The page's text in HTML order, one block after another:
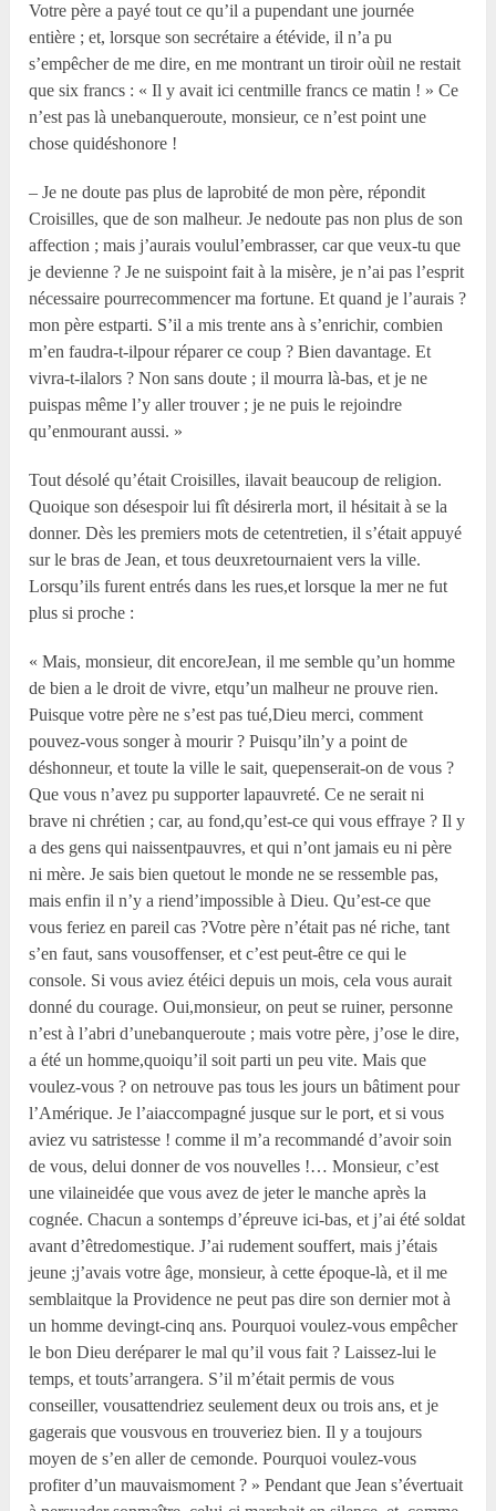
Votre père a payé tout ce qu’il a pupendant une journée
entière ; et, lorsque son secrétaire a étévide, il n’a pu
s’empêcher de me dire, en me montrant un tiroir oùil ne restait
que six francs : « Il y avait ici centmille francs ce matin ! » Ce
n’est pas là unebanqueroute, monsieur, ce n’est point une
chose quidéshonore !
– Je ne doute pas plus de laprobité de mon père, répondit
Croisilles, que de son malheur. Je nedoute pas non plus de son
affection ; mais j’aurais voulul’embrasser, car que veux-tu que
je devienne ? Je ne suispoint fait à la misère, je n’ai pas l’esprit
nécessaire pourrecommencer ma fortune. Et quand je l’aurais ?
mon père estparti. S’il a mis trente ans à s’enrichir, combien
m’en faudra-t-ilpour réparer ce coup ? Bien davantage. Et
vivra-t-ilalors ? Non sans doute ; il mourra là-bas, et je ne
puispas même l’y aller trouver ; je ne puis le rejoindre
qu’enmourant aussi. »
Tout désolé qu’était Croisilles, ilavait beaucoup de religion.
Quoique son désespoir lui fît désirerla mort, il hésitait à se la
donner. Dès les premiers mots de cetentretien, il s’était appuyé
sur le bras de Jean, et tous deuxretournaient vers la ville.
Lorsqu’ils furent entrés dans les rues,et lorsque la mer ne fut
plus si proche :
« Mais, monsieur, dit encoreJean, il me semble qu’un homme
de bien a le droit de vivre, etqu’un malheur ne prouve rien.
Puisque votre père ne s’est pas tué,Dieu merci, comment
pouvez-vous songer à mourir ? Puisqu’iln’y a point de
déshonneur, et toute la ville le sait, quepenserait-on de vous ?
Que vous n’avez pu supporter lapauvreté. Ce ne serait ni
brave ni chrétien ; car, au fond,qu’est-ce qui vous effraye ? Il y
a des gens qui naissentpauvres, et qui n’ont jamais eu ni père
ni mère. Je sais bien quetout le monde ne se ressemble pas,
mais enfin il n’y a riend’impossible à Dieu. Qu’est-ce que
vous feriez en pareil cas ?Votre père n’était pas né riche, tant
s’en faut, sans vousoffenser, et c’est peut-être ce qui le
console. Si vous aviez étéici depuis un mois, cela vous aurait
donné du courage. Oui,monsieur, on peut se ruiner, personne
n’est à l’abri d’unebanqueroute ; mais votre père, j’ose le dire,
a été un homme,quoiqu’il soit parti un peu vite. Mais que
voulez-vous ? on netrouve pas tous les jours un bâtiment pour
l’Amérique. Je l’aiaccompagné jusque sur le port, et si vous
aviez vu satristesse ! comme il m’a recommandé d’avoir soin
de vous, delui donner de vos nouvelles !… Monsieur, c’est
une vilaineidée que vous avez de jeter le manche après la
cognée. Chacun a sontemps d’épreuve ici-bas, et j’ai été soldat
avant d’êtredomestique. J’ai rudement souffert, mais j’étais
jeune ;j’avais votre âge, monsieur, à cette époque-là, et il me
semblaitque la Providence ne peut pas dire son dernier mot à
un homme devingt-cinq ans. Pourquoi voulez-vous empêcher
le bon Dieu deréparer le mal qu’il vous fait ? Laissez-lui le
temps, et touts’arrangera. S’il m’était permis de vous
conseiller, vousattendriez seulement deux ou trois ans, et je
gagerais que vousvous en trouveriez bien. Il y a toujours
moyen de s’en aller de cemonde. Pourquoi voulez-vous
profiter d’un mauvaismoment ? » Pendant que Jean s’évertuait